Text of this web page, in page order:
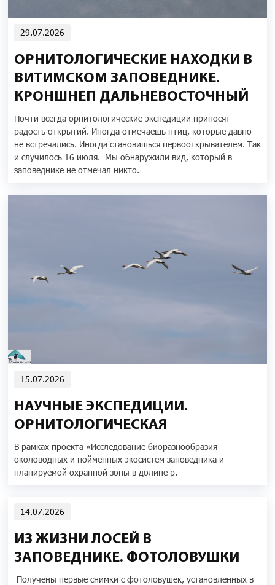
29.07.2026
ОРНИТОЛОГИЧЕСКИЕ НАХОДКИ В
ВИТИМСКОМ ЗАПОВЕДНИКЕ.
КРОНШНЕП ДАЛЬНЕВОСТОЧНЫЙ
Почти всегда орнитологические экспедиции приносят
радость открытий. Иногда отмечаешь птиц, которые давно
не встречались. Иногда становишься первооткрывателем. Так
и случилось 16 июля. Мы обнаружили вид, который в
заповеднике не отмечал никто.
15.07.2026
НАУЧНЫЕ ЭКСПЕДИЦИИ.
ОРНИТОЛОГИЧЕСКАЯ
В рамках проекта «Исследование биоразнообразия
околоводных и пойменных экосистем заповедника и
планируемой охранной зоны в долине р.
14.07.2026
ИЗ ЖИЗНИ ЛОСЕЙ В
ЗАПОВЕДНИКЕ. ФОТОЛОВУШКИ
Получены первые снимки с фотоловушек, установленных в